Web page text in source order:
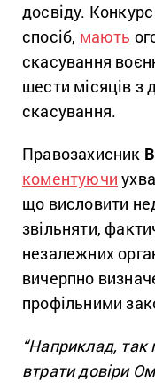
досвіду.
спосіб, мають
скасування
шести місяців з
скасування.
Правозахисник
коментуючи
що висловити
звільняти,
незалежних
вичерпно
профільними
“Наприклад, так
втрати довіри